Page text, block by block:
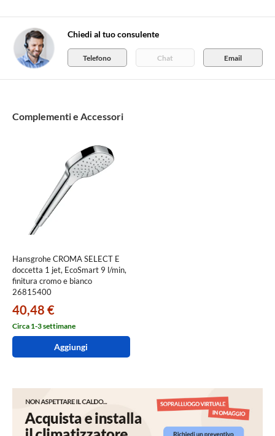
Complementi e Accessori
Hansgrohe CROMA SELECT E
doccetta 1 jet, EcoSmart 9 l/min,
finitura cromo e bianco
26815400
40,48 €
Circa 1-3 settimane
Aggiungi
Chiedi al tuo consulente
Telefono Chat Email